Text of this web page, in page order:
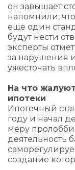
он завышает
напомнили,
еще один
будут нести
эксперты
за нарушения
ужесточать
На что
ипотеки
Ипотечный
году и начал
меру
деятельность
создание